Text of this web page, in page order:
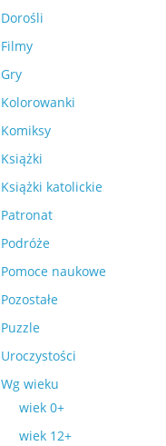
Dorośli
Filmy
Gry
Kolorowanki
Komiksy
Książki
Książki katolickie
Patronat
Podróże
Pomoce naukowe
Pozostałe
Puzzle
Uroczystości
Wg wieku
wiek 0+
wiek 12+